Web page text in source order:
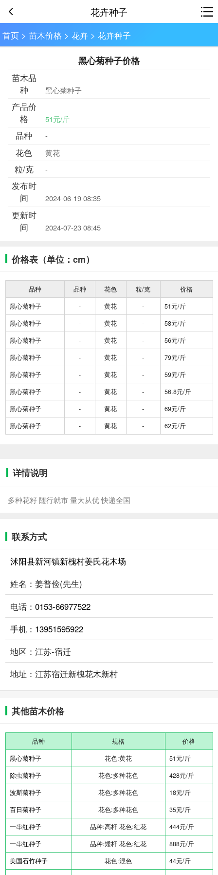
花卉种子
首页 >苗木价格 >花卉 >花卉种子
黑心菊种子价格
苗木品
种
黑心菊种子
产品价
格
51元/斤
品种 -
花色 黄花
粒/克 -
发布时
间
2024-06-19 08:35
更新时
间
2024-07-23 08:45
价格表（单位：cm）
品种 品种 花色 粒/克
价格
黑心菊种子
- 黄花 -
51元/斤
黑心菊种子
- 黄花 -
58元/斤
黑心菊种子
- 黄花 -
56元/斤
黑心菊种子
- 黄花 -
79元/斤
黑心菊种子
- 黄花 -
59元/斤
黑心菊种子
- 黄花 -
56.8元/斤
黑心菊种子
- 黄花 -
69元/斤
黑心菊种子
- 黄花 - 62元/斤
详情说明
多种花籽 随行就市 量大从优 快递全国
联系方式
沭阳县新河镇新槐村姜氏花木场
姓名：姜普俭(先生)
电话： 0153-66977522
手机： 13951595922
地区：江苏-宿迁
地址：江苏宿迁新槐花木新村
其他苗木价格
品种 规格
价格
黑心菊种子
花色:黄花
51元/斤
除虫菊种子
花色:多种花色
428元/斤
波斯菊种子
花色:多种花色
18元/斤
百日菊种子
花色:多种花色
35元/斤
一串红种子
品种:高杆 花色:红花
444元/斤
一串红种子
品种:矮杆 花色:红花
888元/斤
美国石竹种子
花色:混色
44元/斤